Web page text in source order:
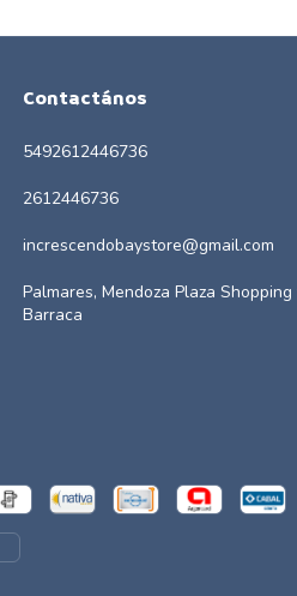
Contactános
5492612446736
2612446736
increscendobaystore@gmail.com
Palmares, Mendoza Plaza Shopping
Barraca